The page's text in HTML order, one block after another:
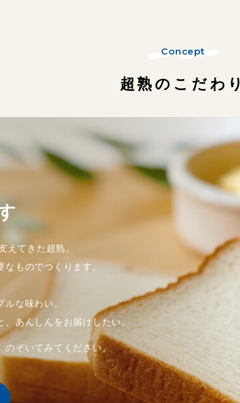
Concept
超熟のこだわり
えてきた超熟。
ものでつくります。
な味わい。
あんしんをお届けしたい。
のぞいてみてください。